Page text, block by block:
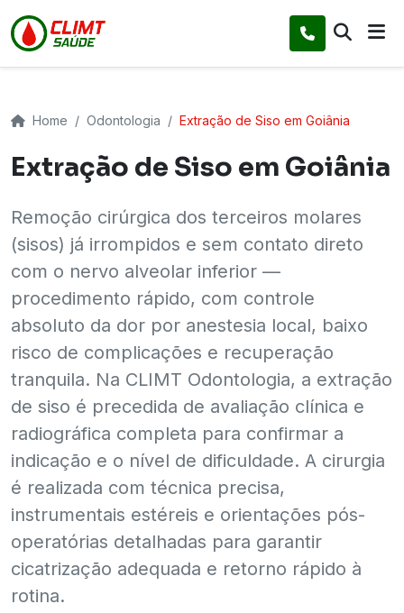
Home Odontologia Extração de Siso em Goiânia
Extração de Siso em Goiânia
Remoção cirúrgica dos terceiros molares
(sisos) já irrompidos e sem contato direto
com o nervo alveolar inferior —
procedimento rápido, com controle
absoluto da dor por anestesia local, baixo
risco de complicações e recuperação
tranquila. Na CLIMT Odontologia, a extração
de siso é precedida de avaliação clínica e
radiográfica completa para confirmar a
indicação e o nível de dificuldade. A cirurgia
é realizada com técnica precisa,
instrumentais estéreis e orientações pós-
operatórias detalhadas para garantir
cicatrização adequada e retorno rápido à
rotina.